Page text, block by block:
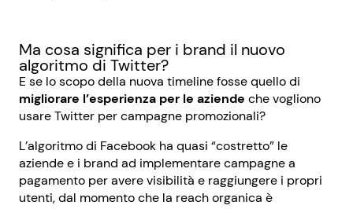
Ma cosa significa per i brand il nuovo
algoritmo di Twitter?
E se lo scopo della nuova timeline fosse quello di
migliorare l’esperienza per le aziende che vogliono
usare Twitter per campagne promozionali?
L’algoritmo di Facebook ha quasi “costretto” le
aziende e i brand ad implementare campagne a
pagamento per avere visibilità e raggiungere i propri
utenti, dal momento che la reach organica è